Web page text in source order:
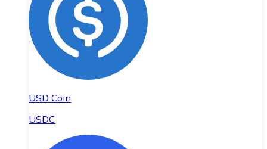
USD Coin
USDC